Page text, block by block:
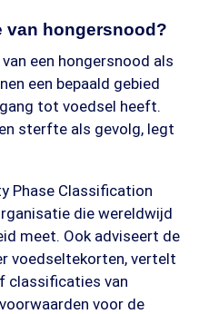
van hongersnood?
een hongersnood als
een bepaald gebied
tot voedsel heeft.
sterfte als gevolg, legt
Phase Classification
die wereldwijd
meet. Ook adviseert de
voedseltekorten, vertelt
classificaties van
voor de